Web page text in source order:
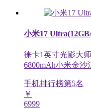
小米17
徕卡1英寸光影大
6800mAh小米金沙
手机排行榜第5名
￥
6999